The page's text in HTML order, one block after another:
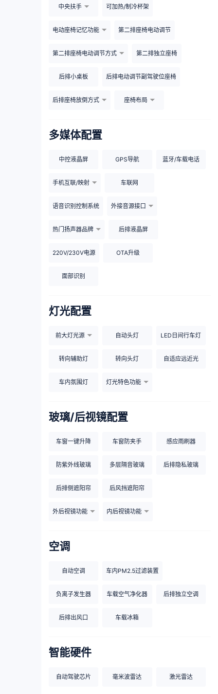
中央扶手 可加热/制冷杯架
电动座椅记忆功能 第二排座椅电动调节
第二排座椅电动调节方式 第二排独立座椅
后排小桌板 后排电动调节副驾驶位座椅
后排座椅放倒方式 座椅布局
多媒体配置
中控液晶屏 GPS导航 蓝牙/车载电话
手机互联/映射 车联网
语音识别控制系统 外接音源接口
热门扬声器品牌 后排液晶屏
220V/230V电源 OTA升级
面部识别
灯光配置
前大灯光源 自动头灯 LED日间行车灯
转向辅助灯 转向头灯 自适应远近光
车内氛围灯 灯光特色功能
玻璃/后视镜配置
车窗一键升降 车窗防夹手 感应雨刷器
防紫外线玻璃 多层隔音玻璃 后排隐私玻璃
后排侧遮阳帘 后风挡遮阳帘
外后视镜功能 内后视镜功能
空调
自动空调 车内PM2.5过滤装置
负离子发生器 车载空气净化器 后排独立空调
后排出风口 车载冰箱
智能硬件
自动驾驶芯片 毫米波雷达 激光雷达